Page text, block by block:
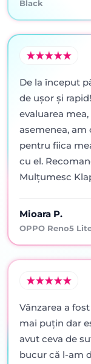
Black
De la început
de ușor și
evaluarea
asemenea, am
pentru fiica
cu el.
Mulțumesc
Mioara P.
OPPO Reno5
Vânzarea a
mai puţin dar
avut ceva de
bucur că l-am